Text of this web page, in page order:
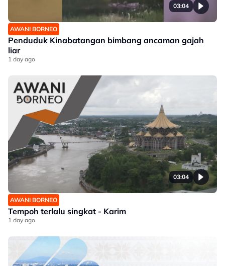
03:04
AWANI BORNEO
Penduduk Kinabatangan bimbang ancaman gajah
liar
1 day ago
03:04
AWANI BORNEO
Tempoh terlalu singkat - Karim
1 day ago